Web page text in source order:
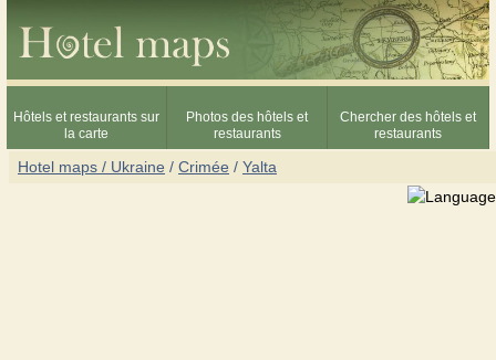
Hôtels et restaurants sur
la carte
Photos des hôtels et
restaurants
Chercher des hôtels et
restaurants
Hotel maps / Ukraine / Crimée / Yalta